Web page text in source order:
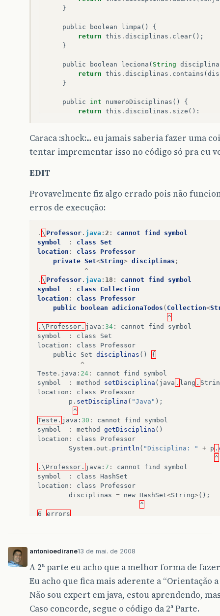
}
public boolean limpa ()
{
return this . disciplinas . clear();
}
public boolean leciona ( String disciplina
return this . disciplinas . contains (
}
public int numeroDisciplinas ()
{
return this . disciplinas . size ();
public Set disciplinas() {
return this . disciplinas . clone();
Caraca :shock:... eu jamais saberia fazer uma
tentar imprementar isso no código só pra eu
EDIT
Provavelmente fiz algo errado pois não
erros de execução:
. \ Professor . java : 2 : cannot find
symbol
symbol
: class Set
location : class
Professor
private Set<String> disciplinas ;
^
. \ Professor . java : 18 : cannot find
symbol
symbol
: class
Collection
location : class
Professor
public
boolean adicionaTodos ( Collection<
^
.\Professor. java : 34 : cannot find
symbol
symbol
: class
Set
location : class
Professor
public
Set disciplinas ()
{
^
Teste . java : 24 : cannot find
symbol
symbol
: method setDisciplina ( java . lang .
location : class
Professor
p . setDisciplina ( "Java" );
^
Teste. java : 30 : cannot find
symbol
symbol
: method getDisciplina ()
location : class
Professor
System . out . println ( "Disciplina: " + p .
^
.\Professor. java : 7 : cannot find
symbol
symbol
: class HashSet
location : class
Professor
disciplinas = new HashSet<String> ();
^
6
errors
antonioedirane13 de mai. de 2008
A 2ª parte eu acho que a melhor forma de
Eu acho que fica mais aderente a “Orientação a
Não sou expert em java, estou aprendendo,
Caso concorde, segue o código da 2ª Parte.